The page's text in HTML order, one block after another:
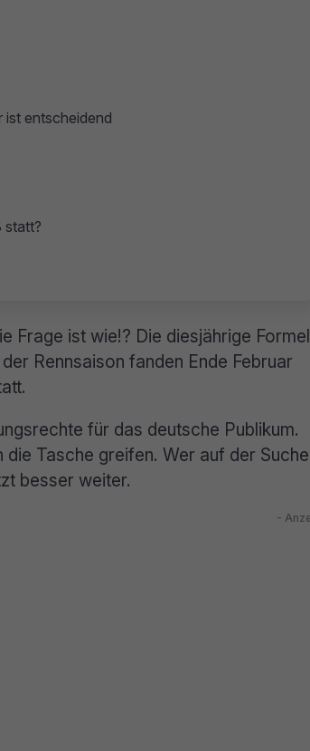
ist entscheidend
statt?
Frage ist wie!? Die diesjährige Formel
Rennsaison fanden Ende Februar
für das deutsche Publikum.
Tasche greifen. Wer auf der Suche
besser weiter.